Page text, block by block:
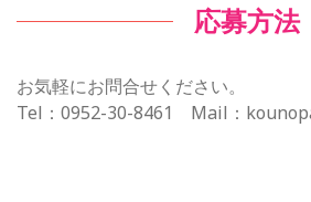
応募方法
お気軽にお問合せください。
Tel：0952-30-8461 Mail：